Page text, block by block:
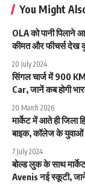
You Might
OLA को पानी
कीमत और फीचर्स देख
20 July 2024
सिंगल चार्ज में 900
Car, जानें कब होगी
20 March 2026
मार्केट में आते ही जिला
बाइक, कॉलेज के युवाओं
7 July 2024
बोल्ड लुक के साथ
Avenis नई स्कूटी,